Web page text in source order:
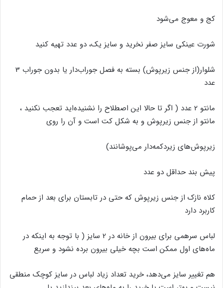
کج و معوج می‌شود
شورت عینکی سایز صفر نخرید و سایز یک، دو عدد تهیه کنید
شلوار(از جنس زیرپوش) بسته به فصل جوراب‌دار یا بدون جوراب 3
عدد
مانتو 2 عدد ( اگر تا حالا این اصطلاح را نشنیده‌اید تعجب نکنید ،
مانتو از جنس زیرپوش و به شکل کت است و آن را روی
زیرپوش‌های زیردکمه‌دار می‌پوشانند)
پیش بند حداقل دو عدد
کلاه نازک از جنس زیرپوش که حتی در تابستان برای بعد از حمام
کاربرد دارد
لباس سرهمی برای بیرون از خانه در 2 سایز ( با توجه به اینکه در
ماه‌های اول ممکن است بچه خیلی بیرون برده نشود و سریع
هم تغییر سایز می‌دهد، خرید تعداد زیاد لباس در سایز کوچک منطقی